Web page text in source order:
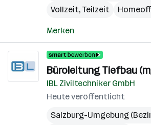
Vollzeit, Teilzeit
Merken
Büroleitung Tiefbau
IBL Ziviltechniker GmbH
Heute veröffentlicht
Salzburg-Umgebung